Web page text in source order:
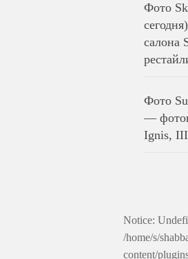
Фото
салона
Фото
—
Ignis,
Notice:
/home/s/
content/